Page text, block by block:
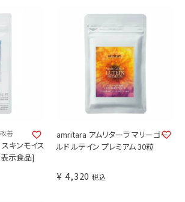
善
キンモイス
示食品]
amritara アムリターラ マリーゴー
ルド ルテイン プレミアム 30粒
¥ 4,320 税込